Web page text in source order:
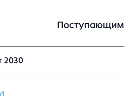
Поступающим
2030